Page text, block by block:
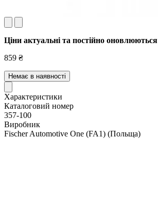
Ціни актуальні та постійно оновлюються
859 ₴
Немає в наявності
Характеристики
Каталоговий номер
357-100
Виробник
Fischer Automotive One (FA1) (Польща)